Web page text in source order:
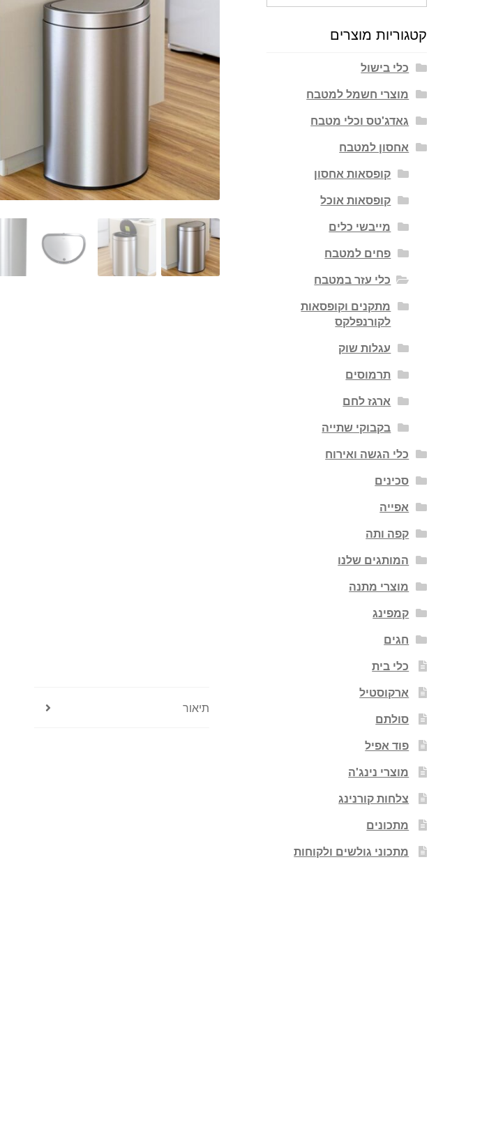
תיאור
קטגוריות מוצרים
כלי בישול
מוצרי חשמל למטבח
גאדג'טס וכלי מטבח
אחסון למטבח
קופסאות אחסון
קופסאות אוכל
מייבשי כלים
פחים למטבח
כלי עזר במטבח
מתקנים וקופסאות
לקורנפלקס
עגלות שוק
תרמוסים
ארגז לחם
בקבוקי שתייה
כלי הגשה ואירוח
סכינים
אפייה
קפה ותה
המותגים שלנו
מוצרי מתנה
קמפינג
חגים
כלי בית
ארקוסטיל
סולתם
פוד אפיל
מוצרי נינג'ה
צלחות קורנינג
מתכונים
מתכוני גולשים ולקוחות